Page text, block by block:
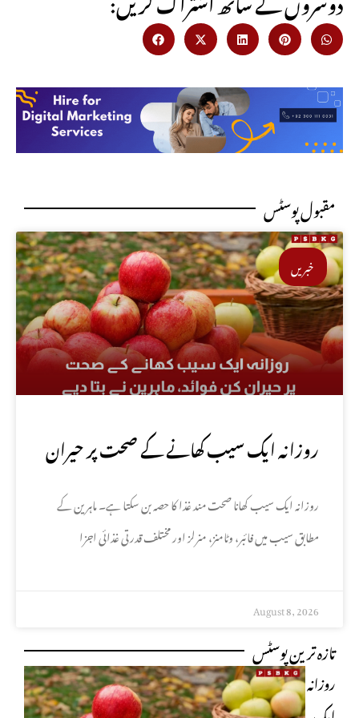
مقبول پوسٹس
خبریں
روزانہ ایک سیب کھانے کے صحت پر حیران
کن فوائد، ماہرین نے بتا دیے
روزانہ ایک سیب کھانا صحت مند غذا کا حصہ بن سکتا ہے۔ ماہرین کے
مطابق سیب میں فائبر، وٹامنز، منرلز اور مختلف قدرتی غذائی اجزا
August 8, 2026
تازہ ترین پوسٹس
روزانہ